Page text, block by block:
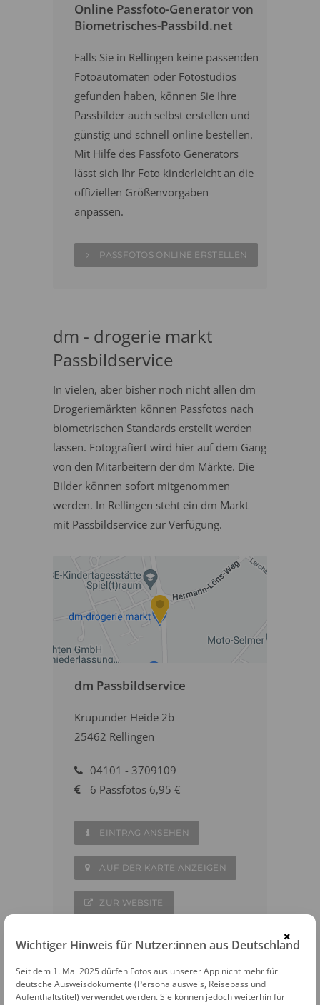
Online Passfoto-Generator von
Biometrisches-Passbild.net
Falls Sie in Rellingen keine passenden
Fotoautomaten oder Fotostudios
gefunden haben, können Sie Ihre
Passbilder auch selbst erstellen und
günstig und schnell online bestellen.
Mit Hilfe des Passfoto Generators
lässt sich Ihr Foto kinderleicht an die
offiziellen Größenvorgaben
anpassen.
PASSFOTOS ONLINE ERSTELLEN
dm - drogerie markt
Passbildservice
In vielen, aber bisher noch nicht allen dm
Drogeriemärkten können Passfotos nach
biometrischen Standards erstellt werden
lassen. Fotografiert wird hier auf dem Gang
von den Mitarbeitern der dm Märkte. Die
Bilder können sofort mitgenommen
werden. In Rellingen steht ein dm Markt
mit Passbildservice zur Verfügung.
dm Passbildservice
Krupunder Heide 2b
25462 Rellingen
04101 - 3709109
6 Passfotos 6,95 €
EINTRAG ANSEHEN
AUF DER KARTE ANZEIGEN
ZUR WEBSITE
WEITERE FOTOAUTOMATEN IN DER
×
Wichtiger Hinweis für Nutzer:innen aus Deutschland
Seit dem 1. Mai 2025 dürfen Fotos aus unserer App nicht mehr für
deutsche Ausweisdokumente (Personalausweis, Reisepass und
Aufenthaltstitel) verwendet werden. Sie können jedoch weiterhin für